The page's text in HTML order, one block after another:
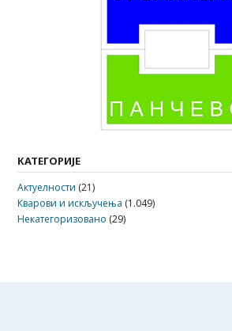
КАТЕГОРИЈЕ
Актуелности (21)
Кварови и искључења (1.049)
Некатегоризовано (29)